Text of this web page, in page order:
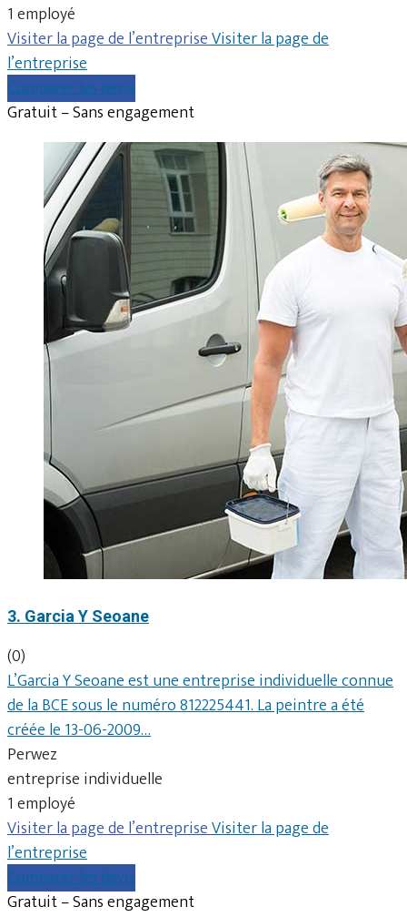
1 employé
Visiter la page de l’entrepriseVisiter la page de
l’entreprise
Comparer les devis
Gratuit – Sans engagement
3. Garcia Y Seoane
(0)
L’Garcia Y Seoane est une entreprise individuelle connue
de la BCE sous le numéro 812225441. La peintre a été
créée le 13-06-2009…
Perwez
entreprise individuelle
1 employé
Visiter la page de l’entrepriseVisiter la page de
l’entreprise
Comparer les devis
Gratuit – Sans engagement